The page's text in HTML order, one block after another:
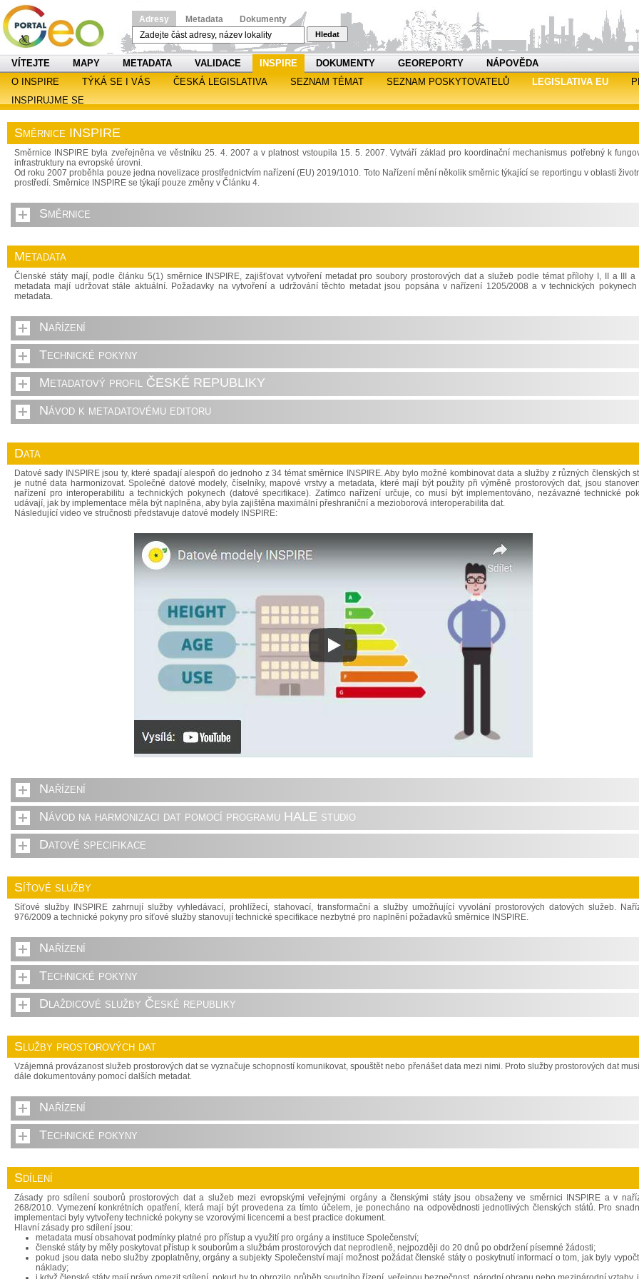
Adresy Metadata Dokumenty
Hledat
VÍTEJTE MAPY METADATA VALIDACE INSPIRE DOKUMENTY GEOREPORTY
NÁPOVĚDA
O INSPIRE
TÝKÁ SE I VÁS ČESKÁ LEGISLATIVA SEZNAM TÉMAT SEZNAM POSKYTOVATELŮ LEGISLATIVA EU
INSPIRUJME SE
Směrnice INSPIRE
Směrnice INSPIRE byla zveřejněna ve věstníku 25. 4. 2007 a v platnost vstoupila 15. 5. 2007. Vytváří základ pro koordinační mechanismus potřebný k
infrastruktury na evropské úrovni.
Od roku 2007 proběhla pouze jedna novelizace prostřednictvím nařízení (EU) 2019/1010. Toto Nařízení mění několik směrnic týkající se reportingu v oblasti
prostředí. Směrnice INSPIRE se týkají pouze změny v Článku 4.
Směrnice
Metadata
Členské státy mají, podle článku 5(1) směrnice INSPIRE, zajišťovat vytvoření metadat pro soubory prostorových dat a služeb podle témat přílohy I, II a III a
metadata mají udržovat stále aktuální. Požadavky na vytvoření a udržování těchto metadat jsou popsána v nařízení 1205/2008 a v technických
metadata.
Nařízení
Technické pokyny
Metadatový profil ČESKÉ REPUBLIKY
Návod k metadatovému editoru
Data
Datové sady INSPIRE jsou ty, které spadají alespoň do jednoho z 34 témat směrnice INSPIRE. Aby bylo možné kombinovat data a služby z různých členských
je nutné data harmonizovat. Společné datové modely, číselníky, mapové vrstvy a metadata, které mají být použity při výměně prostorových dat, jsou
nařízení pro interoperabilitu a technických pokynech (datové specifikace). Zatímco nařízení určuje, co musí být implementováno, nezávazné technické
udávají, jak by implementace měla být naplněna, aby byla zajištěna maximální přeshraniční a mezioborová interoperabilita dat.
Následující video ve stručnosti představuje datové modely INSPIRE:
Nařízení
Návod na harmonizaci dat pomocí programu HALE studio
Datové specifikace
Síťové služby
Síťové služby INSPIRE zahrnují služby vyhledávací, prohlížecí, stahovací, transformační a služby umožňující vyvolání prostorových datových služeb.
976/2009 a technické pokyny pro síťové služby stanovují technické specifikace nezbytné pro naplnění požadavků směrnice INSPIRE.
Nařízení
Technické pokyny
Dlaždicové služby České republiky
Služby prostorových dat
Vzájemná provázanost služeb prostorových dat se vyznačuje schopností komunikovat, spouštět nebo přenášet data mezi nimi. Proto služby prostorových dat
dále dokumentovány pomocí dalších metadat.
Nařízení
Technické pokyny
Sdílení
Zásady pro sdílení souborů prostorových dat a služeb mezi evropskými veřejnými orgány a členskými státy jsou obsaženy ve směrnici INSPIRE a v
268/2010. Vymezení konkrétních opatření, která mají být provedena za tímto účelem, je ponecháno na odpovědnosti jednotlivých členských států. Pro
implementaci byly vytvořeny technické pokyny se vzorovými licencemi a best practice dokument.
Hlavní zásady pro sdílení jsou:
metadata musí obsahovat podmínky platné pro přístup a využití pro orgány a instituce Společenství;
členské státy by měly poskytovat přístup k souborům a službám prostorových dat neprodleně, nejpozději do 20 dnů po obdržení písemné žádosti;
pokud jsou data nebo služby zpoplatněny, orgány a subjekty Společenství mají možnost požádat členské státy o poskytnutí informací o tom, jak byly
náklady;